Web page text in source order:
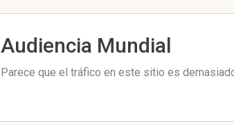
Audiencia Mundial
Parece que el tráfico en este sitio es